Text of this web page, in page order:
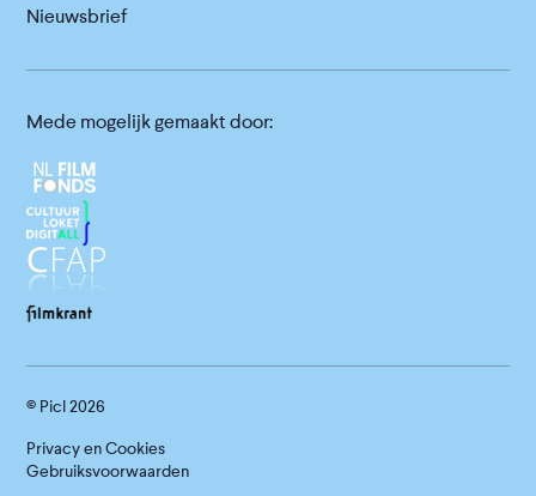
Nieuwsbrief
Mede mogelijk gemaakt door:
© Picl2026
Privacy en Cookies
Gebruiksvoorwaarden